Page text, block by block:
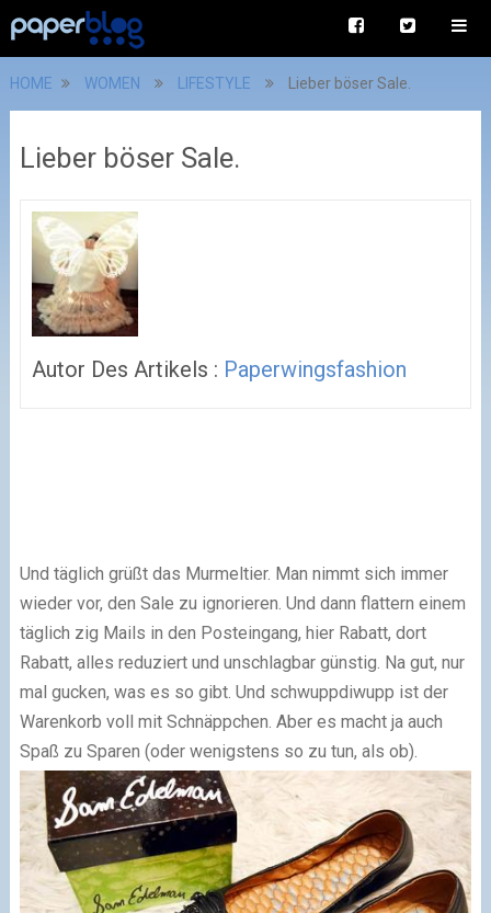
HOME WOMEN LIFESTYLE Lieber böser Sale.
Lieber böser Sale.
Autor Des Artikels : Paperwingsfashion
Und täglich grüßt das Murmeltier. Man nimmt sich immer
wieder vor, den Sale zu ignorieren. Und dann flattern einem
täglich zig Mails in den Posteingang, hier Rabatt, dort
Rabatt, alles reduziert und unschlagbar günstig. Na gut, nur
mal gucken, was es so gibt. Und schwuppdiwupp ist der
Warenkorb voll mit Schnäppchen. Aber es macht ja auch
Spaß zu Sparen (oder wenigstens so zu tun, als ob).